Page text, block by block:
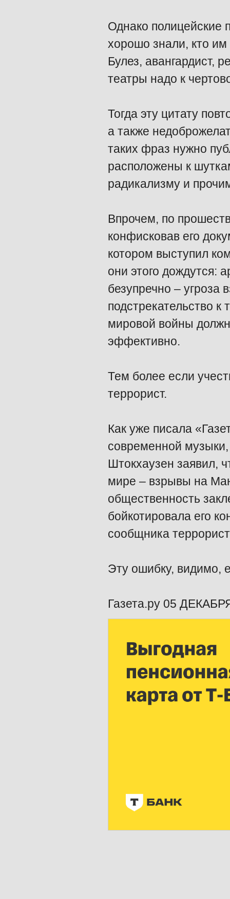
Однако полицейские
хорошо знали, кто
Булез, авангардист,
театры надо к
Тогда эту цитату
а также
таких фраз нужно
расположены к
радикализму и
Впрочем, по
конфисковав его
котором выступил
они этого дождутся:
безупречно – угроза
подстрекательство к
мировой войны
эффективно.
Тем более если
террорист.
Как уже писала
современной
Штокхаузен заявил,
мире – взрывы на
общественность
бойкотировала его
сообщника
Эту ошибку, видимо,
Газета.ру 05